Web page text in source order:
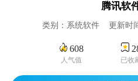
腾讯软
类别：系统软件 更新时
608
人气值 已收